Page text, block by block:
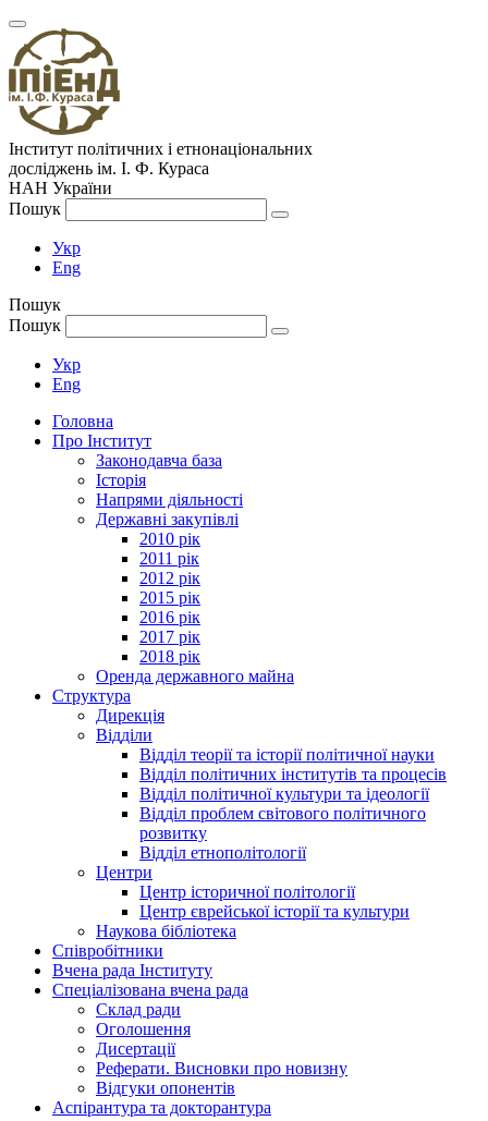
Інститут політичних і етнонаціональних
досліджень ім. І. Ф. Кураса
НАН України
Пошук
Укр
Eng
Пошук
Пошук
Укр
Eng
Головна
Про Інститут
Законодавча база
Історія
Напрями діяльності
Державні закупівлі
2010 рік
2011 рік
2012 рік
2015 рік
2016 рік
2017 рік
2018 рік
Оренда державного майна
Структура
Дирекція
Відділи
Відділ теорії та історії політичної науки
Відділ політичних інститутів та процесів
Відділ політичної культури та ідеології
Відділ проблем світового політичного
розвитку
Відділ етнополітології
Центри
Центр історичної політології
Центр єврейської історії та культури
Наукова бібліотека
Співробітники
Вчена рада Інституту
Спеціалізована вчена рада
Склад ради
Оголошення
Дисертації
Реферати. Висновки про новизну
Відгуки опонентів
Аспірантура та докторантура